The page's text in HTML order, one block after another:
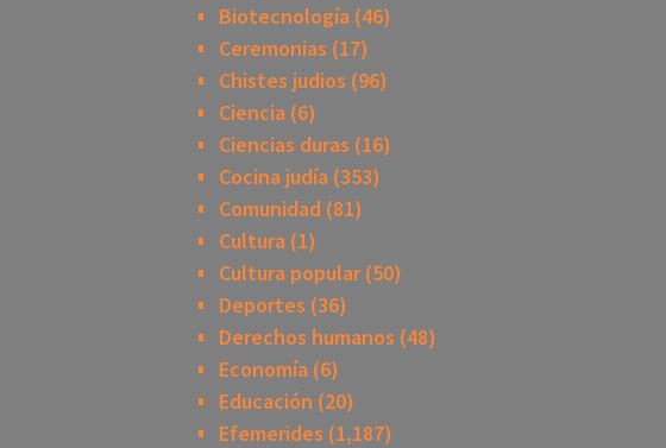
Biotecnología (46)
Ceremonias (17)
Chistes judios (96)
Ciencia (6)
Ciencias duras (16)
Cocina judía (353)
Comunidad (81)
Cultura (1)
Cultura popular(50)
Deportes (36)
Derechos humanos (48)
Economía (6)
Educación (20)
Efemerides (1,187)